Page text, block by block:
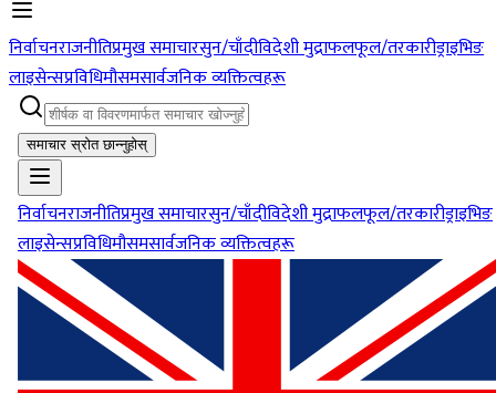
निर्वाचनराजनीतिप्रमुख समाचारसुन/चाँदीविदेशी मुद्राफलफूल/तरकारीड्राइभिङ
लाइसेन्सप्रविधिमौसमसार्वजनिक व्यक्तित्वहरू
समाचार स्रोत छान्नुहोस्
निर्वाचनराजनीतिप्रमुख समाचारसुन/चाँदीविदेशी मुद्राफलफूल/तरकारीड्राइभिङ
लाइसेन्सप्रविधिमौसमसार्वजनिक व्यक्तित्वहरू